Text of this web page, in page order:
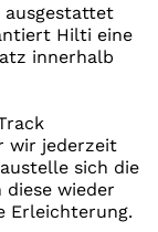
ausgestattet
Hilti eine
innerhalb
wir jederzeit
sich die
wieder
Erleichterung.